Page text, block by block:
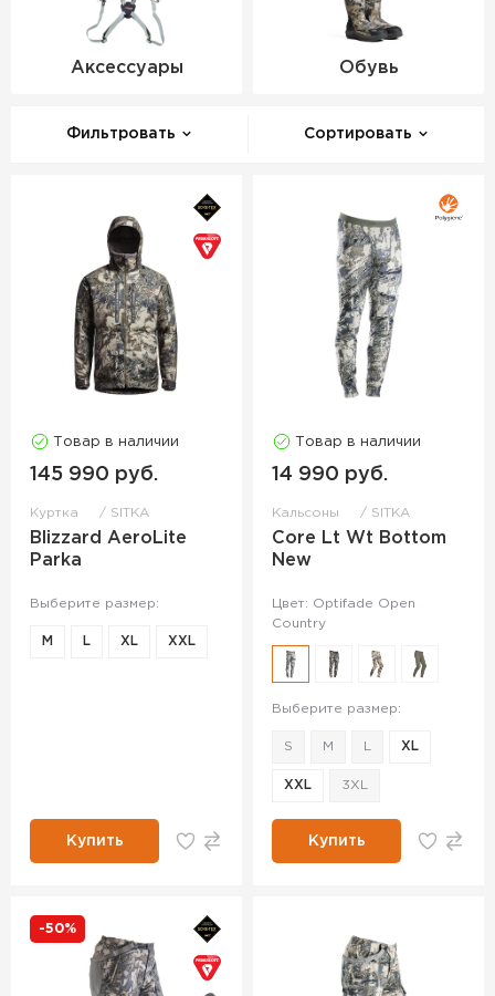
Аксессуары Обувь
Фильтровать Сортировать
Товар в наличии
145 990 руб.
Куртка SITKA
Blizzard AeroLite
Parka
Выберите размер:
M L XL XXL
Купить
Товар в наличии
14 990 руб.
Кальсоны SITKA
Core Lt Wt Bottom
New
Цвет: Optifade Open
Country
Выберите размер:
S M XL
XXL 3XL
Купить
-50%